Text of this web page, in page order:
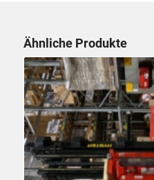
Ähnliche Produkte